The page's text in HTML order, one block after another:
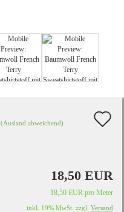
(Ausland abweichend)
18,50 EUR
18,50 EUR pro Meter
inkl. 19% MwSt. zzgl. Versand